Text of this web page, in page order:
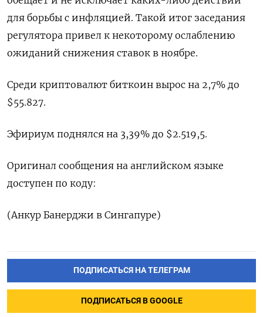
для борьбы с инфляцией. Такой итог заседания
регулятора привел к некоторому ослаблению
ожиданий снижения ставок в ноябре.
Среди криптовалют биткоин вырос на 2,7% до
$55.827.
Эфириум поднялся на 3,39% до $2.519,5.
Оригинал сообщения на английском языке
доступен по коду:
(Анкур Банерджи в Сингапуре)
ПОДПИСАТЬСЯ НА ТЕЛЕГРАМ
ПОДПИСАТЬСЯ В GOOGLE